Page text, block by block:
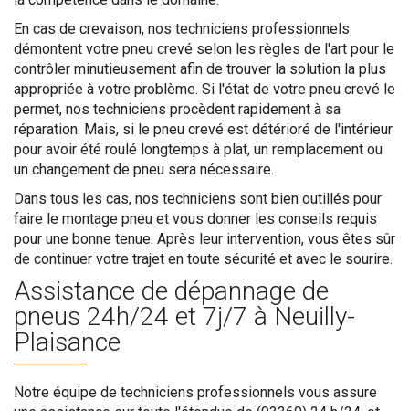
En cas de crevaison, nos techniciens professionnels
démontent votre pneu crevé selon les règles de l'art pour le
contrôler minutieusement afin de trouver la solution la plus
appropriée à votre problème. Si l'état de votre pneu crevé le
permet, nos techniciens procèdent rapidement à sa
réparation. Mais, si le pneu crevé est détérioré de l'intérieur
pour avoir été roulé longtemps à plat, un remplacement ou
un changement de pneu sera nécessaire.
Dans tous les cas, nos techniciens sont bien outillés pour
faire le montage pneu et vous donner les conseils requis
pour une bonne tenue. Après leur intervention, vous êtes sûr
de continuer votre trajet en toute sécurité et avec le sourire.
Assistance de dépannage de
pneus 24h/24 et 7j/7 à Neuilly-
Plaisance
Notre équipe de techniciens professionnels vous assure